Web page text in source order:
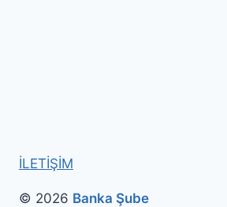
İLETİŞİM
© 2026 Banka Şube